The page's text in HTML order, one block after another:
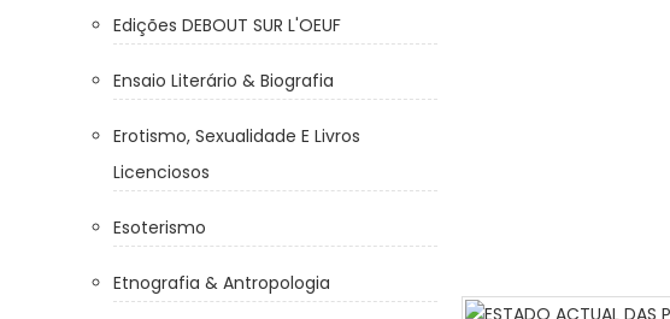
Edições DEBOUT SUR L'OEUF
Ensaio Literário & Biografia
Erotismo, Sexualidade E Livros
Licenciosos
Esoterismo
Etnografia & Antropologia